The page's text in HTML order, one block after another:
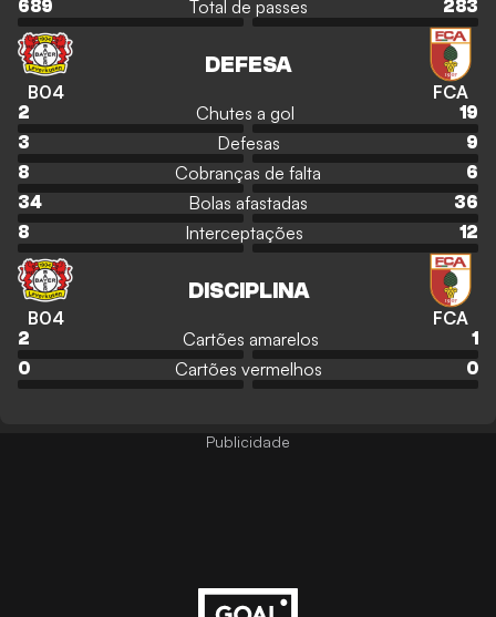
689 Total de passes 283
B04
DEFESA
FCA
2 Chutes a gol
19
3
Defesas
9
8
Cobranças de falta
6
34
Bolas afastadas
36
8
Interceptações 12
B04
DISCIPLINA
FCA
2 Cartões amarelos
1
0
Cartões vermelhos 0
Publicidade